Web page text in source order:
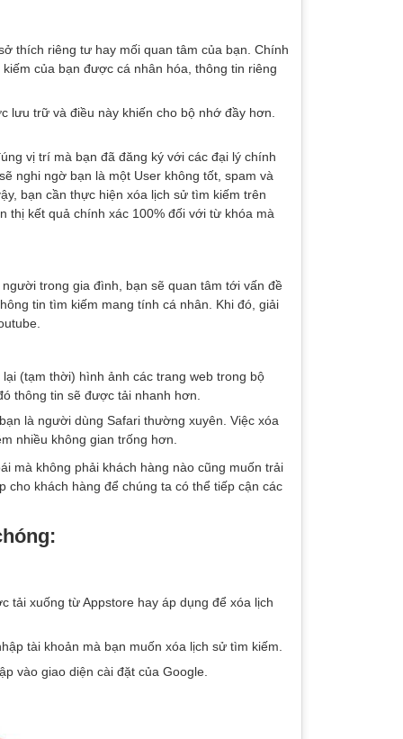
thích riêng tư hay mối quan tâm của bạn. Chính
của bạn được cá nhân hóa, thông tin riêng
lưu trữ và điều này khiến cho bộ nhớ đầy hơn.
vị trí mà bạn đã đăng ký với các đại lý chính
nghi ngờ bạn là một User không tốt, spam và
bạn cần thực hiện xóa lịch sử tìm kiếm trên
thị kết quả chính xác 100% đối với từ khóa mà
trong gia đình, bạn sẽ quan tâm tới vấn đề
tin tìm kiếm mang tính cá nhân. Khi đó, giải
(tạm thời) hình ảnh các trang web trong bộ
thông tin sẽ được tải nhanh hơn.
là người dùng Safari thường xuyên. Việc xóa
nhiều không gian trống hơn.
mà không phải khách hàng nào cũng muốn trải
cho khách hàng để chúng ta có thể tiếp cận các
tải xuống từ Appstore hay áp dụng để xóa lịch
tài khoản mà bạn muốn xóa lịch sử tìm kiếm.
vào giao diện cài đặt của Google.